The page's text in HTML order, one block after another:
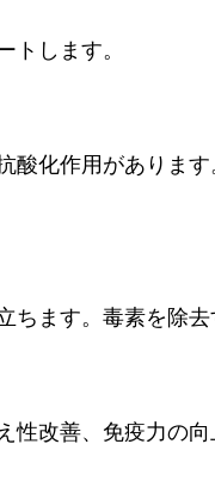
トします。
酸化作用がありま
ちます。毒素を除
性改善、免疫力の